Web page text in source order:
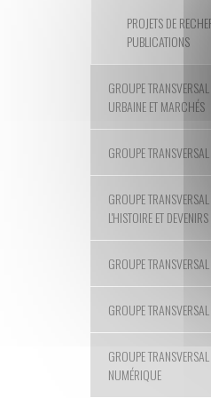
PROJETS DE
PUBLICATIONS
GROUPE TRANSVERSAL
URBAINE ET MARCHÉS
GROUPE TRANSVERSAL
GROUPE TRANSVERSAL
L'HISTOIRE ET DEVENIRS
GROUPE
GROUPE
GROUPE
NUMÉRIQUE